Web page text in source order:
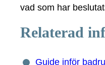
vad som har
Relaterad
Guide inför